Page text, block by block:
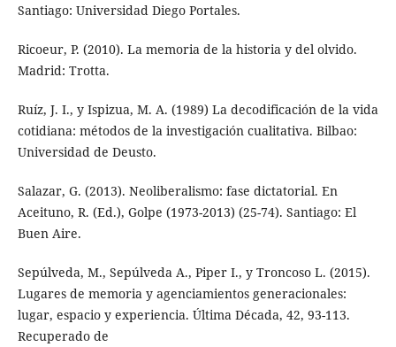
Santiago: Universidad Diego Portales.
Ricoeur, P. (2010). La memoria de la historia y del olvido.
Madrid: Trotta.
Ruíz, J. I., y Ispizua, M. A. (1989) La decodificación de la vida
cotidiana: métodos de la investigación cualitativa. Bilbao:
Universidad de Deusto.
Salazar, G. (2013). Neoliberalismo: fase dictatorial. En
Aceituno, R. (Ed.), Golpe (1973-2013) (25-74). Santiago: El
Buen Aire.
Sepúlveda, M., Sepúlveda A., Piper I., y Troncoso L. (2015).
Lugares de memoria y agenciamientos generacionales:
lugar, espacio y experiencia. Última Década, 42, 93-113.
Recuperado de